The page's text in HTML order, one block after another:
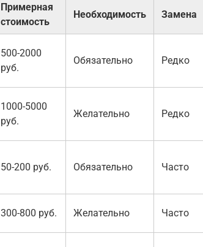
Примерная
стоимость
Необходимость Замена
500-2000
руб.
Обязательно Редко
1000-5000
руб.
Желательно Редко
50-200 руб. Обязательно Часто
300-800 руб. Желательно Часто